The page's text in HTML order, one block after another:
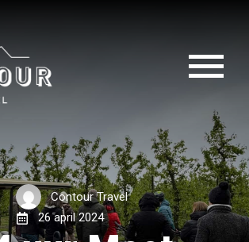
Contour Travel
26 april 2024